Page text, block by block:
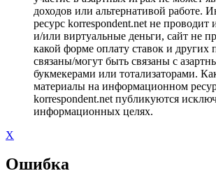
доходов или альтернативой работе.
ресурс korrespondent.net не проводит
и/или виртуальные деньги, сайт не
какой форме оплату ставок и других
связаны/могут быть связаны с
букмекерами или тотализаторами.
материалы на информационном
korrespondent.net публикуются
информационных целях.
X
Ошибка